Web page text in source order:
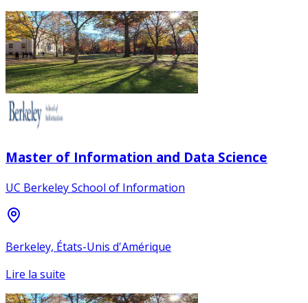
Master of Information and Data Science
UC Berkeley School of Information
Berkeley, États-Unis d'Amérique
Lire la suite